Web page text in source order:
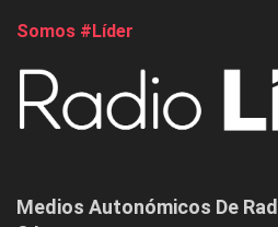
Somos #Líder
Medios Autonómicos De